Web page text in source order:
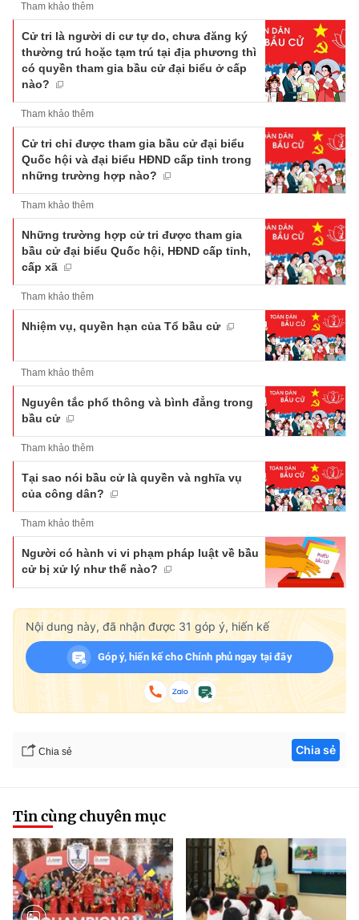
Tham khảo thêm
Cử tri là người di cư tự do, chưa đăng ký
thường trú hoặc tạm trú tại địa phương thì
có quyền tham gia bầu cử đại biểu ở cấp
nào?
Tham khảo thêm
Cử tri chỉ được tham gia bầu cử đại biểu
Quốc hội và đại biểu HĐND cấp tỉnh trong
những trường hợp nào?
Tham khảo thêm
Những trường hợp cử tri được tham gia
bầu cử đại biểu Quốc hội, HĐND cấp tỉnh,
cấp xã
Tham khảo thêm
Nhiệm vụ, quyền hạn của Tổ bầu cử
Tham khảo thêm
Nguyên tắc phổ thông và bình đẳng trong
bầu cử
Tham khảo thêm
Tại sao nói bầu cử là quyền và nghĩa vụ
của công dân?
Tham khảo thêm
Người có hành vi vi phạm pháp luật về bầu
cử bị xử lý như thế nào?
Nội dung này, đã nhận được 31 góp ý, hiến kế
Góp ý, hiến kế cho Chính phủ ngay tại đây
Chia sẻ Chia sẻ
Tin cùng chuyên mục